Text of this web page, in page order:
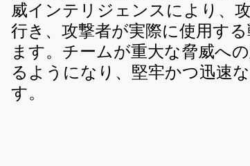
威インテリジェンスにより、
行き、攻撃者が実際に使用す
ます。チームが重大な脅威へ
るようになり、堅牢かつ迅速
す。